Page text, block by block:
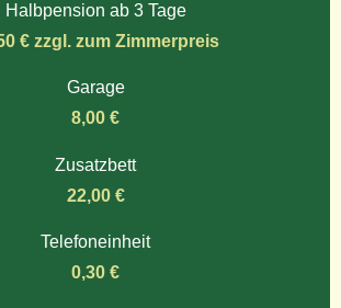
Halbpension ab 3 Tage
€ zzgl. zum Zimmerpreis
Garage
8,00 €
Zusatzbett
22,00 €
Telefoneinheit
0,30 €